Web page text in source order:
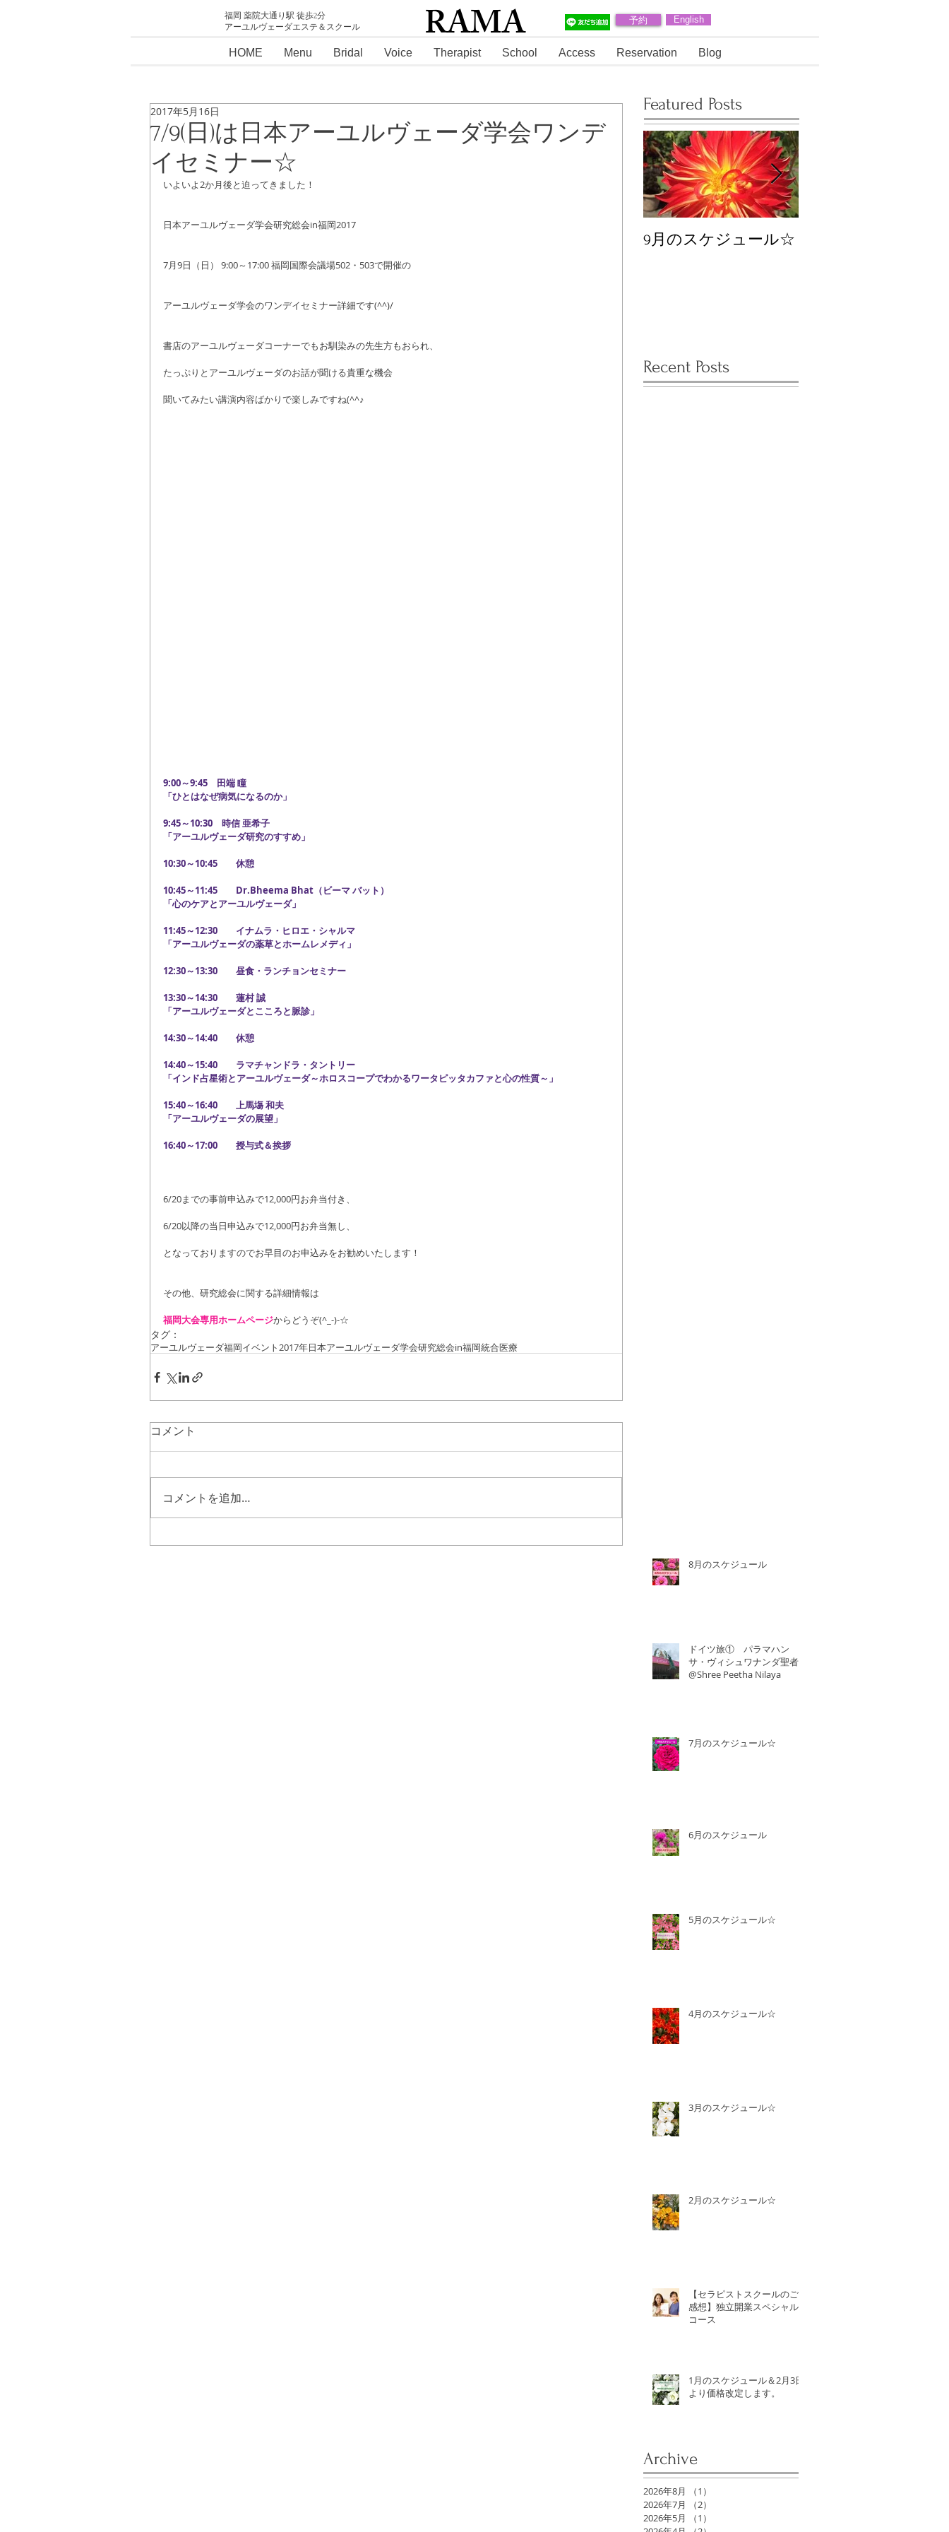
福岡 薬院大通り駅 徒歩2分
アーユルヴェーダエステ＆スクール
RAMA 予約 English
HOME Menu Bridal Voice Therapist School Access Reservation Blog
7/9(日)は日本アーユルヴェーダ学会ワンデ
イセミナー☆
2017年5月16日
いよいよ2か月後と迫ってきました！
日本アーユルヴェーダ学会研究総会in福岡2017
7月9日（日） 9:00～17:00 福岡国際会議場502・503で開催の
アーユルヴェーダ学会のワンデイセミナー詳細です(^^)/
書店のアーユルヴェーダコーナーでもお馴染みの先生方もおられ、
たっぷりとアーユルヴェーダのお話が聞ける貴重な機会
聞いてみたい講演内容ばかりで楽しみですね(^^♪
9:00～9:45　田端 瞳
「ひとはなぜ病気になるのか」
9:45～10:30　時信 亜希子
「アーユルヴェーダ研究のすすめ」
10:30～10:45　　休憩
10:45～11:45　　Dr.Bheema Bhat（ビーマ バット）
「心のケアとアーユルヴェーダ」
11:45～12:30　　イナムラ・ヒロエ・シャルマ
「アーユルヴェーダの薬草とホームレメディ」
12:30～13:30　　昼食・ランチョンセミナー
13:30～14:30　　蓮村 誠
「アーユルヴェーダとこころと脈診」
14:30～14:40　　休憩
14:40～15:40　　ラマチャンドラ・タントリー
「インド占星術とアーユルヴェーダ～ホロスコープでわかるワータピッタカファと心の性質～」
15:40～16:40　　上馬塲 和夫
「アーユルヴェーダの展望」
16:40～17:00　　授与式＆挨拶
6/20までの事前申込みで12,000円お弁当付き、
6/20以降の当日申込みで12,000円お弁当無し、
となっておりますのでお早目のお申込みをお勧めいたします！
その他、研究総会に関する詳細情報は
福岡大会専用ホームページからどうぞ(^_-)-☆
タグ：
アーユルヴェーダ福岡イベント2017年日本アーユルヴェーダ学会研究総会in福岡統合医療
コメント
コメントを追加…
Featured Posts
9月のスケジュール☆
Recent Posts
8月のスケジュール
ドイツ旅① パラマハン
サ・ヴィシュワナンダ聖者
@Shree Peetha Nilaya
7月のスケジュール☆
6月のスケジュール
5月のスケジュール☆
4月のスケジュール☆
3月のスケジュール☆
2月のスケジュール☆
【セラピストスクールのご
感想】独立開業スペシャル
コース
1月のスケジュール＆2月3日
より価格改定します。
Archive
2026年8月 （1）
2026年7月
（2）
2026年5月
（1）